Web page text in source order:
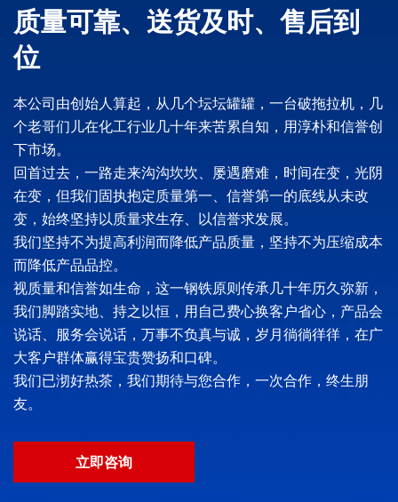
质量可靠、送货及时、售后到
位
本公司由创始人算起，从几个坛坛罐罐，一台破拖拉机，几
个老哥们儿在化工行业几十年来苦累自知，用淳朴和信誉创
下市场。
回首过去，一路走来沟沟坎坎、屡遇磨难，时间在变，光阴
在变，但我们固执抱定质量第一、信誉第一的底线从未改
变，始终坚持以质量求生存、以信誉求发展。
我们坚持不为提高利润而降低产品质量，坚持不为压缩成本
而降低产品品控。
视质量和信誉如生命，这一钢铁原则传承几十年历久弥新，
我们脚踏实地、持之以恒，用自己费心换客户省心，产品会
说话、服务会说话，万事不负真与诚，岁月徜徜徉徉，在广
大客户群体赢得宝贵赞扬和口碑。
我们已沏好热茶，我们期待与您合作，一次合作，终生朋
友。
立即咨询